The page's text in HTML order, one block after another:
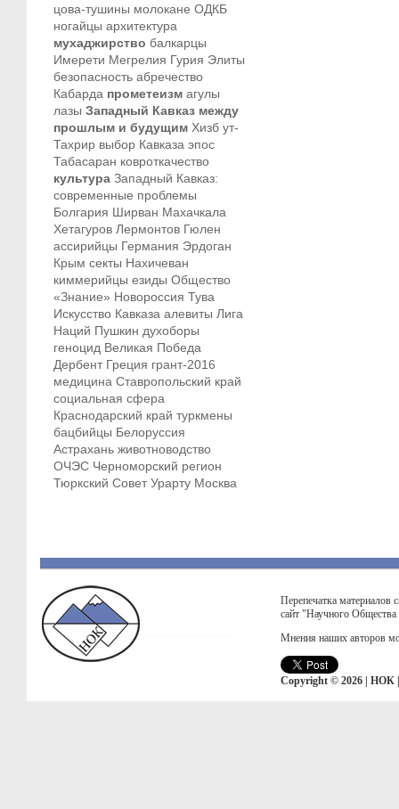
цова-тушины молокане ОДКБ
ногайцы архитектура
мухаджирство балкарцы
Имерети Мегрелия Гурия Элиты
безопасность абречество
Кабарда прометеизм агулы
лазы Западный Кавказ между
прошлым и будущим Хизб ут-
Тахрир выбор Кавказа эпос
Табасаран ковроткачество
культура Западный Кавказ:
современные проблемы
Болгария Ширван Махачкала
Хетагуров Лермонтов Гюлен
ассирийцы Германия Эрдоган
Крым секты Нахичеван
киммерийцы езиды Общество
«Знание» Новороссия Тува
Искусство Кавказа алевиты Лига
Наций Пушкин духоборы
геноцид Великая Победа
Дербент Греция грант-2016
медицина Ставропольский край
социальная сфера
Краснодарский край туркмены
бацбийцы Белоруссия
Астрахань животноводство
ОЧЭС Черноморский регион
Тюркский Совет Урарту Москва
Перепечатка материалов
сайт "Научного
Мнения наших авторов
Copyright © 2026 | НОК